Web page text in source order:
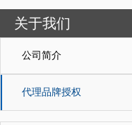
关于我们
公司简介
代理品牌授权